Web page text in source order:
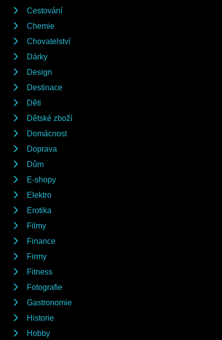
Cestování
Chemie
Chovatelství
Dárky
Design
Destinace
Děti
Dětské zboží
Domácnost
Doprava
Dům
E-shopy
Elektro
Erotika
Filmy
Finance
Firmy
Fitness
Fotografie
Gastronomie
Historie
Hobby